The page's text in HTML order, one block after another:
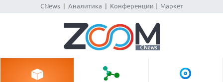
CNews| Аналитика Конференции Маркет